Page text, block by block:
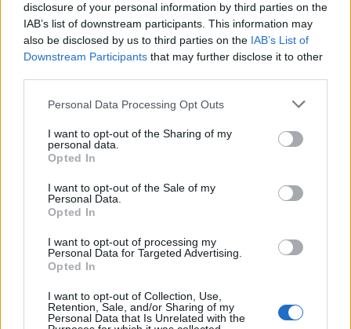
disclosure of your personal information by third parties on the
IAB’s list of downstream participants. This information may
also be disclosed by us to third parties on the IAB’s List of
Downstream Participants that may further disclose it to other
Personal Data Processing Opt Outs
I want to opt-out of the Sharing of my
personal data.
Opted In
I want to opt-out of the Sale of my
Personal Data.
Opted In
I want to opt-out of processing my
Personal Data for Targeted Advertising.
Opted In
I want to opt-out of Collection, Use,
Retention, Sale, and/or Sharing of my
Personal Data that Is Unrelated with the
Δραστηριοποιείται σε νέο
χώρο εκδηλώσεων στον
Πειραιά
13/03/2023 - 10:01
Motor Oil: Αποχωρεί ο
Εφοδιασμού & Εμπορίας